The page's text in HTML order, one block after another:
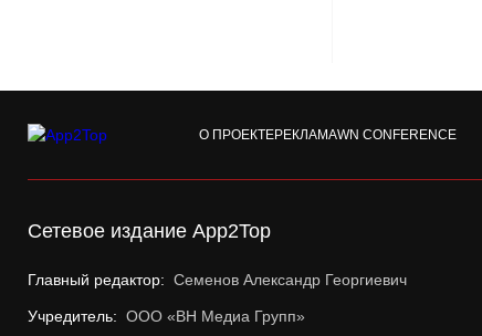
О ПРОЕКТЕРЕКЛАМАWN CONFERENCE
Сетевое издание App2Top
Главный редактор: Семенов Александр Георгиевич
Учредитель: ООО «ВН Медиа Групп»